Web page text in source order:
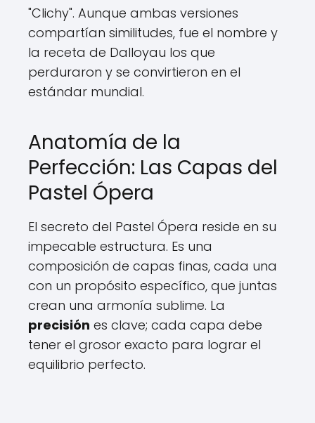
"Clichy". Aunque ambas versiones
compartían similitudes, fue el nombre y
la receta de Dalloyau los que
perduraron y se convirtieron en el
estándar mundial.
Anatomía de la
Perfección: Las Capas del
Pastel Ópera
El secreto del Pastel Ópera reside en su
impecable estructura. Es una
composición de capas finas, cada una
con un propósito específico, que juntas
crean una armonía sublime. La
precisión es clave; cada capa debe
tener el grosor exacto para lograr el
equilibrio perfecto.